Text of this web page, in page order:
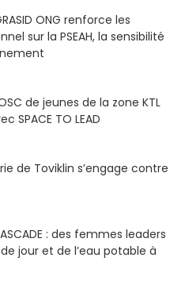
ONG renforce les
sur la PSEAH, la sensibilité
de jeunes de la zone KTL
SPACE TO LEAD
de Toviklin s’engage contre
: des femmes leaders
jour et de l’eau potable à